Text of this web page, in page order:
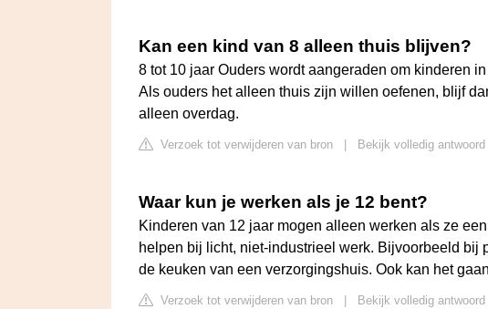
Kan een kind van 8 alleen thuis blijven?
8 tot 10 jaar Ouders wordt aangeraden om kinderen
Als ouders het alleen thuis zijn willen oefenen, blijf
alleen overdag.
Verzoek tot verwijderen van bron Bekijk volledig
Waar kun je werken als je 12 bent?
Kinderen van 12 jaar mogen alleen werken als ze
helpen bij licht, niet-industrieel werk. Bijvoorbeeld bij
de keuken van een verzorgingshuis. Ook kan het
Verzoek tot verwijderen van bron Bekijk volledig